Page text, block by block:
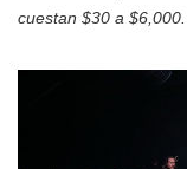
cuestan $30 a $6,000.